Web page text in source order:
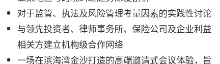
对于监管、执法及风险管理考量因素的实践性讨论
与领先投资者、律师事务所、保险公司及企业利益
相关方建立机构级合作网络
一场在滨海湾金沙打造的高端邀请式会议体验，旨